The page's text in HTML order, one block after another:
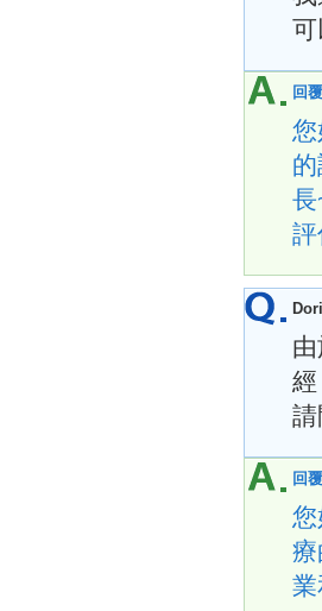
回
回